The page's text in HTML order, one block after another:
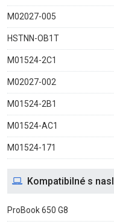
M02027-005
HSTNN-OB1T
M01524-2C1
M02027-002
M01524-2B1
M01524-AC1
M01524-171
Kompatibilné s
ProBook 650 G8